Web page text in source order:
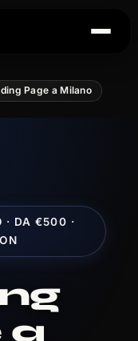
Page a Milano
· DA €500 ·
a